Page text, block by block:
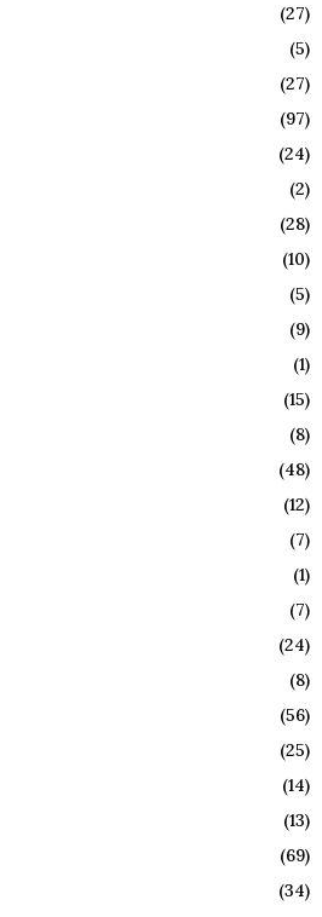
(27)
(5)
(27)
(97)
(24)
(2)
(28)
(10)
(5)
(9)
(1)
(15)
(8)
(48)
(12)
(7)
(1)
(7)
(24)
(8)
(56)
(25)
(14)
(13)
(69)
(34)